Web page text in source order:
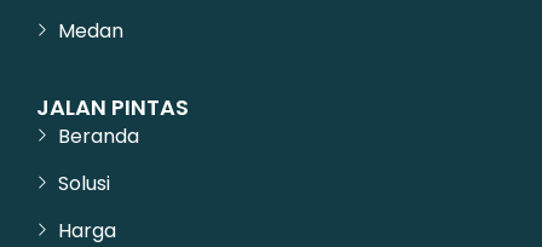
Medan
JALAN PINTAS
Beranda
Solusi
Harga